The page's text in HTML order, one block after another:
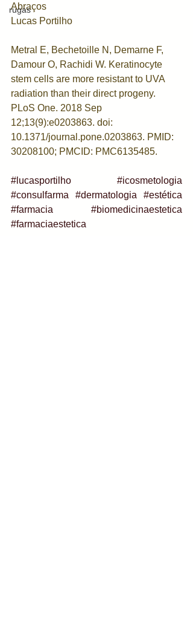
rugas
Abraços
Lucas Portilho
Metral E, Bechetoille N, Demarne F,
Damour O, Rachidi W. Keratinocyte
stem cells are more resistant to UVA
radiation than their direct progeny.
PLoS One. 2018 Sep
12;13(9):e0203863. doi:
10.1371/journal.pone.0203863. PMID:
30208100; PMCID: PMC6135485.
#lucasportilho
#icosmetologia
#consulfarma
#dermatologia
#estética
#farmacia
#biomedicinaestetica
#farmaciaestetica